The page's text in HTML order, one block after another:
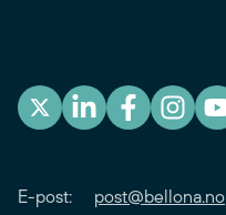
E-post: post@bellona.no